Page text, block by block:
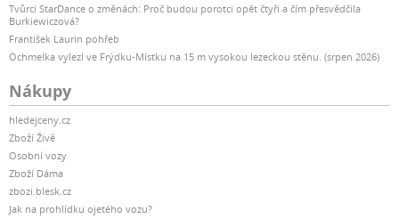
Tvůrci StarDance o změnách: Proč budou porotci opět čtyři a čím přesvědčila
Burkiewiczová?
František Laurin pohřeb
Ochmelka vylezl ve Frýdku-Místku na 15 m vysokou lezeckou stěnu. (srpen 2026)
Nákupy
hledejceny.cz
Zboží Živě
Osobní vozy
Zboží Dáma
zbozi.blesk.cz
Jak na prohlídku ojetého vozu?